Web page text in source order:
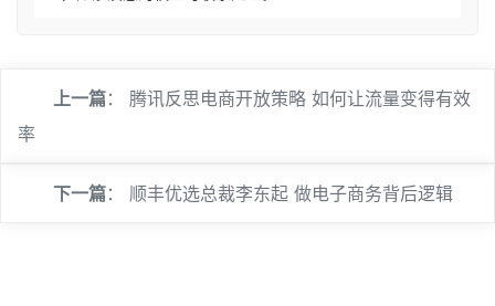
上一篇： 腾讯反思电商开放策略 如何让流量变得有效
率
下一篇： 顺丰优选总裁李东起 做电子商务背后逻辑